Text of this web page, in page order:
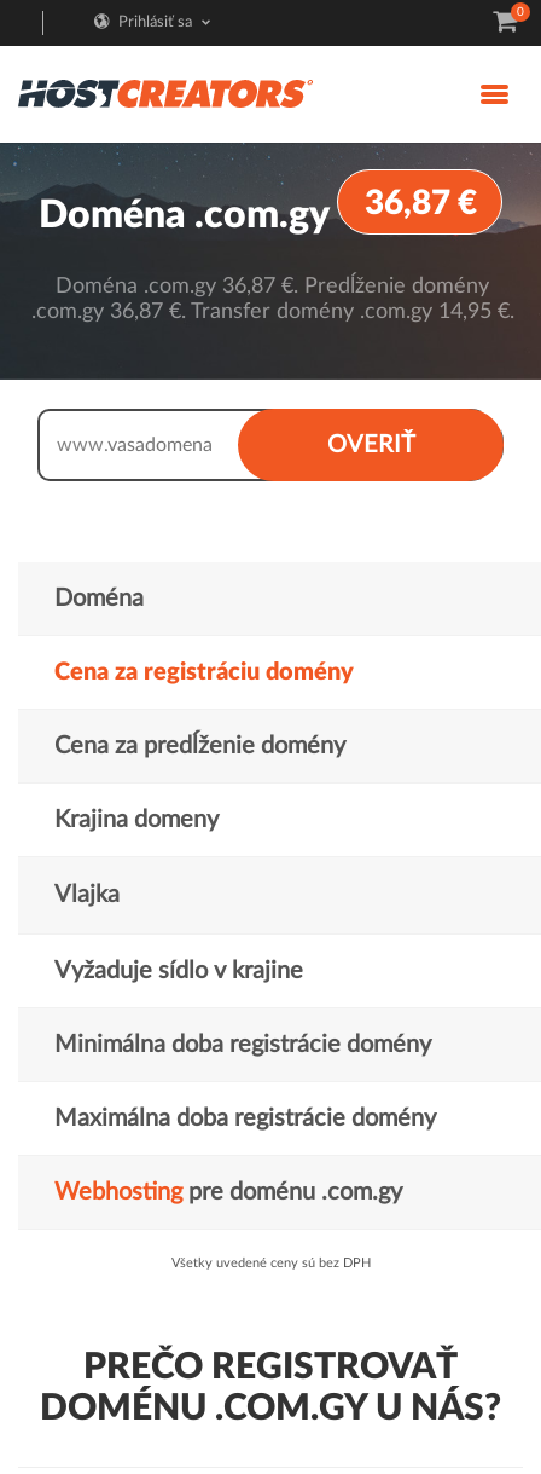
Prihlásiť sa
0
Doména .com.gy 36,87 €
Doména .com.gy 36,87 €. Predĺženie domény
.com.gy 36,87 €. Transfer domény .com.gy 14,95 €.
OVERIŤ
www.
Doména
Cena za registráciu domény
Cena za predĺženie domény
Krajina domeny
Vlajka
Vyžaduje sídlo v krajine
Minimálna doba registrácie domény
Maximálna doba registrácie domény
Webhostingpre doménu .com.gy
Všetky uvedené ceny sú bez DPH
PREČO REGISTROVAŤ
DOMÉNU .COM.GY U NÁS?